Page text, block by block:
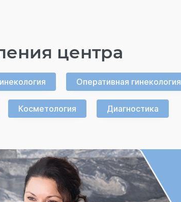
центра
Оперативная гинекология
Косметология Диагностика